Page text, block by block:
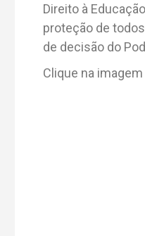
Direito à
proteção de
de decisão do
Clique na